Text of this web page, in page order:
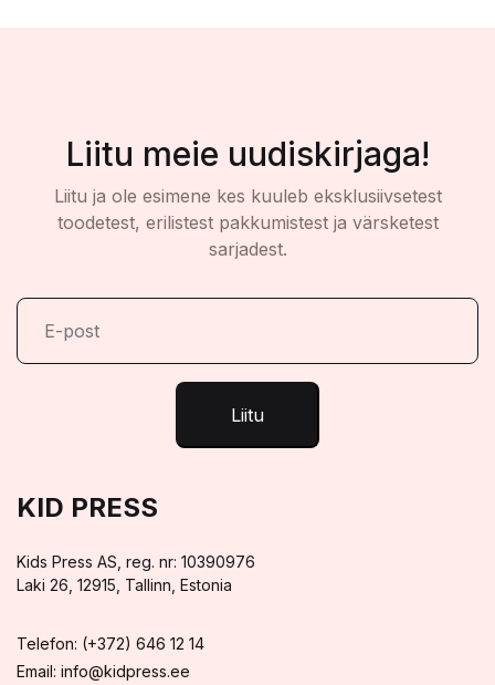
Liitu meie uudiskirjaga!
Liitu ja ole esimene kes kuuleb eksklusiivsetest
toodetest, erilistest pakkumistest ja värsketest
sarjadest.
Liitu
KID PRESS
Kids Press AS, reg. nr: 10390976
Laki 26, 12915, Tallinn, Estonia
Telefon: (+372) 646 12 14
Email: info@kidpress.ee